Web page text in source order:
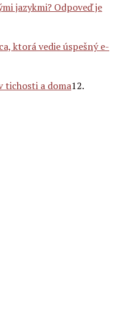
jazykmi? Odpoveď je
ktorá vedie úspešný e-
tichosti a doma12.